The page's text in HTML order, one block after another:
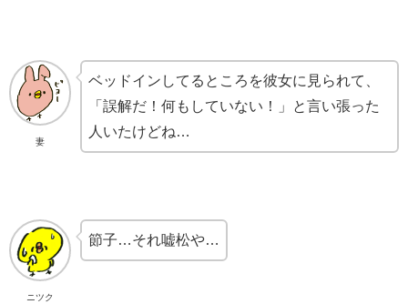
妻
ベッドインしてるところを彼女に見られて、
「誤解だ！何もしていない！」と言い張った
人いたけどね…
ニツク
節子…それ嘘松や…